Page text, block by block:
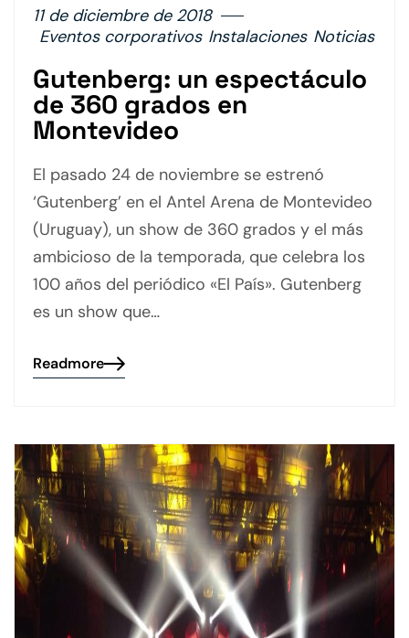
11 de diciembre de 2018
Eventos corporativos Instalaciones Noticias
Gutenberg: un espectáculo
de 360 grados en
Montevideo
El pasado 24 de noviembre se estrenó
‘Gutenberg’ en el Antel Arena de Montevideo
(Uruguay), un show de 360 grados y el más
ambicioso de la temporada, que celebra los
100 años del periódico «El País». Gutenberg
es un show que…
Readmore